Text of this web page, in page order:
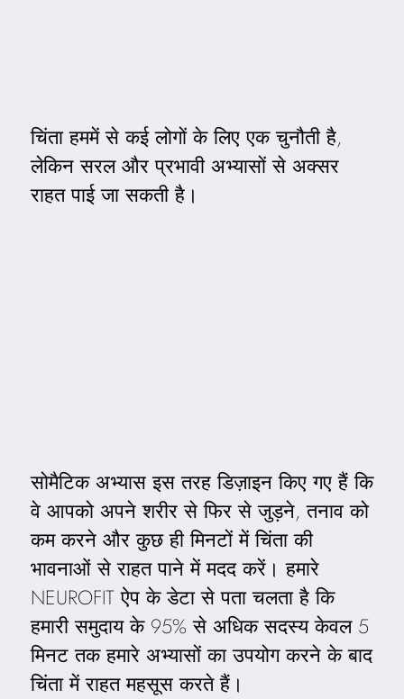
चिंता हममें से कई लोगों के लिए एक चुनौती है,
लेकिन सरल और प्रभावी अभ्यासों से अक्सर
राहत पाई जा सकती है।
सोमैटिक अभ्यास इस तरह डिज़ाइन किए गए हैं कि
वे आपको अपने शरीर से फिर से जुड़ने, तनाव को
कम करने और कुछ ही मिनटों में चिंता की
भावनाओं से राहत पाने में मदद करें। हमारे
NEUROFIT ऐप के डेटा से पता चलता है कि
हमारी समुदाय के 95% से अधिक सदस्य केवल 5
मिनट तक हमारे अभ्यासों का उपयोग करने के बाद
चिंता में राहत महसूस करते हैं।